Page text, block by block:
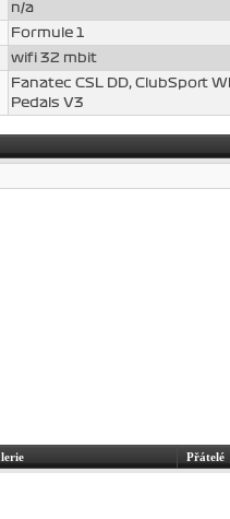
n/a
Formule 1
wifi 32 mbit
Fanatec CSL DD, ClubSport
Pedals V3
Přátelé